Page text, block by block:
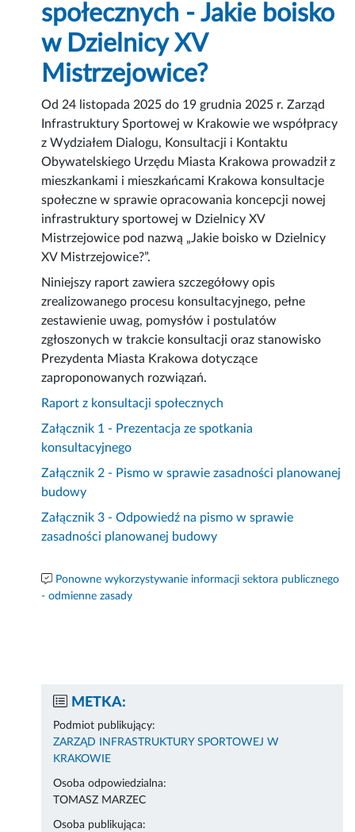
społecznych - Jakie boisko
w Dzielnicy XV
Mistrzejowice?
Od 24 listopada 2025 do 19 grudnia 2025 r. Zarząd
Infrastruktury Sportowej w Krakowie we współpracy
z Wydziałem Dialogu, Konsultacji i Kontaktu
Obywatelskiego Urzędu Miasta Krakowa prowadził z
mieszkankami i mieszkańcami Krakowa konsultacje
społeczne w sprawie opracowania koncepcji nowej
infrastruktury sportowej w Dzielnicy XV
Mistrzejowice pod nazwą „Jakie boisko w Dzielnicy
XV Mistrzejowice?”.
Niniejszy raport zawiera szczegółowy opis
zrealizowanego procesu konsultacyjnego, pełne
zestawienie uwag, pomysłów i postulatów
zgłoszonych w trakcie konsultacji oraz stanowisko
Prezydenta Miasta Krakowa dotyczące
zaproponowanych rozwiązań.
Raport z konsultacji społecznych
Załącznik 1 - Prezentacja ze spotkania
konsultacyjnego
Załącznik 2 - Pismo w sprawie zasadności planowanej
budowy
Załącznik 3 - Odpowiedź na pismo w sprawie
zasadności planowanej budowy
Ponowne wykorzystywanie informacji sektora publicznego
- odmienne zasady
METKA:
Podmiot publikujący:
ZARZĄD INFRASTRUKTURY SPORTOWEJ W
KRAKOWIE
Osoba odpowiedzialna:
TOMASZ MARZEC
Osoba publikująca: